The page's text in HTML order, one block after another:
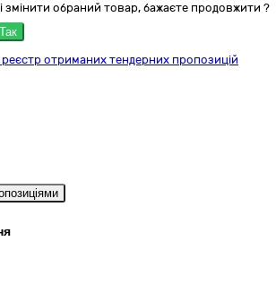
змінити обраний товар, бажаєте продовжити ?
Так
отриманих тендерних пропозицій